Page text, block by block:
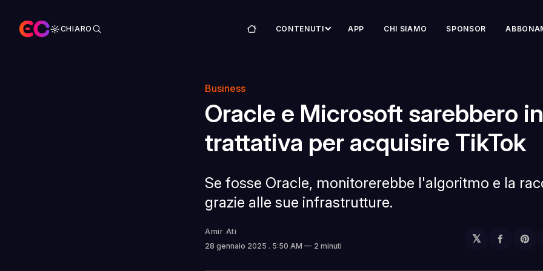
CHIARO CONTENUTI APP CHI SIAMO SPONSOR
Business
Oracle e Microsoft sarebbero in
trattativa per acquisire TikTok
Se fosse Oracle, monitorerebbe l'algoritmo e la
grazie alle sue infrastrutture.
Amir Ati
28 gennaio 2025 . 5:50 AM 2 minuti
𝕏